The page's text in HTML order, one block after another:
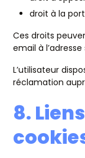
droit à la
Ces droits
email à
L’utilisateur
réclamation
8.